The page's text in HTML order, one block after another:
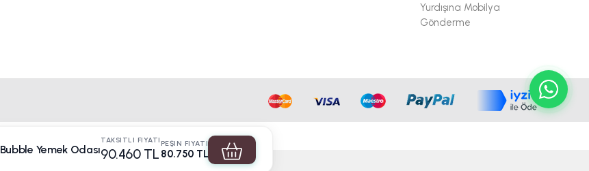
Bubble Yemek Odası
TAKSITLI FIYATI
90.460 TL
PEŞIN FIYATI
80.750 TL
Yurdışına Mobilya
Gönderme